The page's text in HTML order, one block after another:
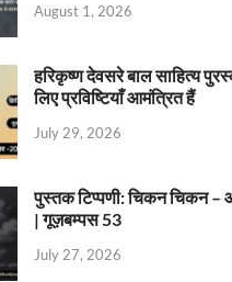
August 1, 2026
हरिकृष्ण देवसरे बाल साहित्य
लिए प्रविष्टियाँ आमंत्रित हैं
July 29, 2026
पुस्तक टिप्पणी: चिकन चिकन –
| गूज़बम्पस 53
July 27, 2026